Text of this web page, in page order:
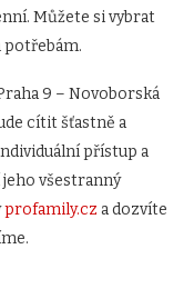
Můžete si vybrat
potřebám.
9 – Novoborská
cítit šťastně a
přístup a
všestranný
profamily.cz a dozvíte